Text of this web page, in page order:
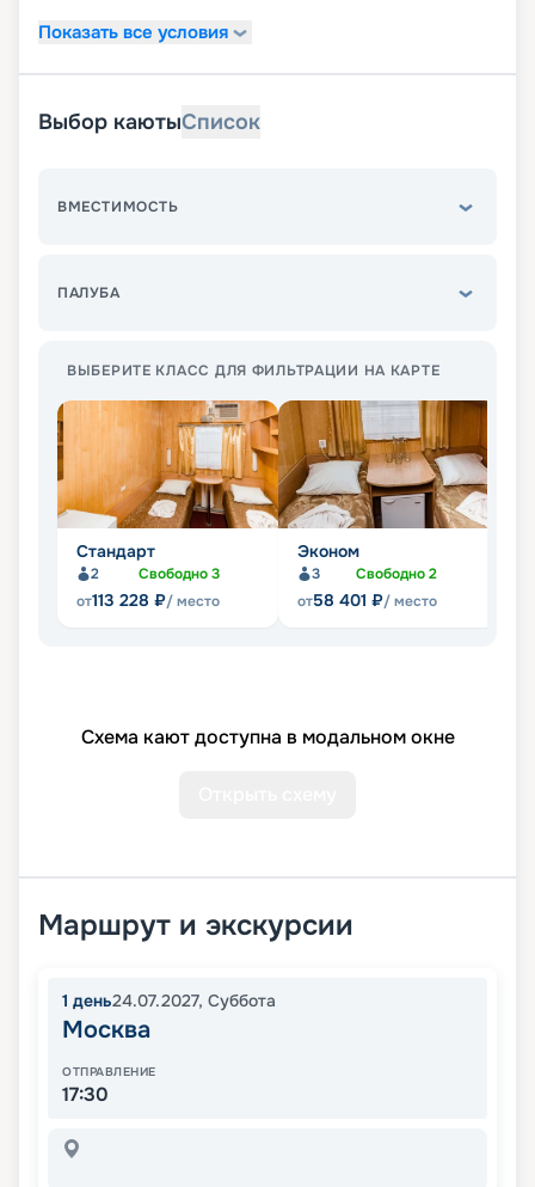
Показать все условия
Выбор каютыСписок
ВМЕСТИМОСТЬ
ПАЛУБА
ВЫБЕРИТЕ КЛАСС ДЛЯ ФИЛЬТРАЦИИ НА КАРТЕ
Стандарт
2 Свободно3
от113 228 ₽/ место
Эконом
3 Свободно2
от58 401 ₽/ место
Схема кают доступна в модальном окне
Маршрут и экскурсии
1 день24.07.2027, Суббота
Москва
ОТПРАВЛЕНИЕ
17:30